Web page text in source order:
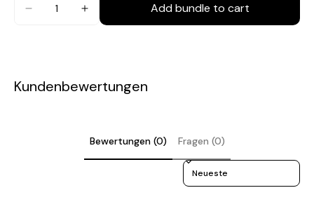
Add bundle to cart
Kundenbewertungen
Bewertungen (0) Fragen (0)
Sort reviews by